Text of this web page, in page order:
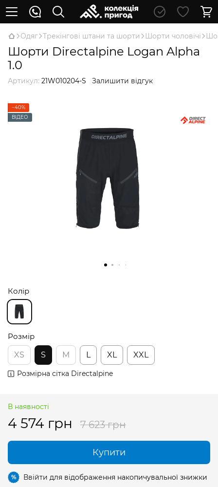
Oдяг Трекінгові штани та шорти Шорти чоловічі
Шорти Directalpine Logan Alpha
1.0
Артикул: 21W010204-S Залишити відгук
−40%
ВІДЕО
Колір
Розмір
XS
S M L XL XXL
Розмірна сітка Directalpine
В наявності
4 574 грн 7 623 грн
Купити
% Ввійти для відображення накопичувальної знижки